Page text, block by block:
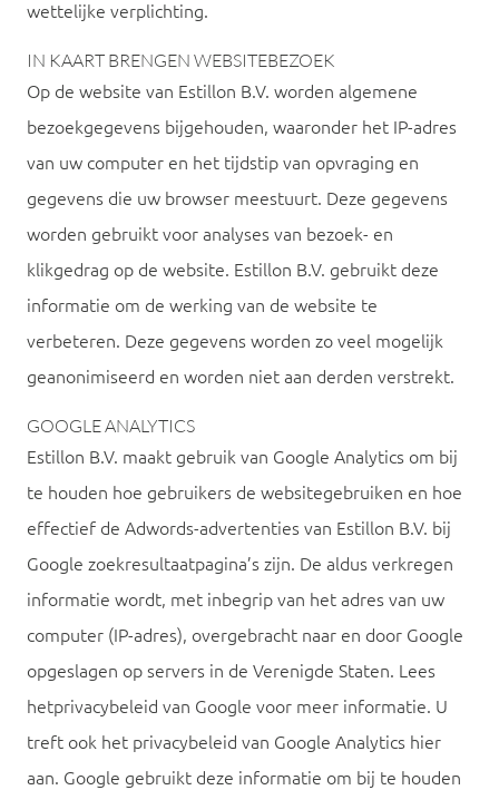
wettelijke verplichting.
IN KAART BRENGEN WEBSITEBEZOEK
Op de website van Estillon B.V. worden algemene
bezoekgegevens bijgehouden, waaronder het IP-adres
van uw computer en het tijdstip van opvraging en
gegevens die uw browser meestuurt. Deze gegevens
worden gebruikt voor analyses van bezoek- en
klikgedrag op de website. Estillon B.V. gebruikt deze
informatie om de werking van de website te
verbeteren. Deze gegevens worden zo veel mogelijk
geanonimiseerd en worden niet aan derden verstrekt.
GOOGLE ANALYTICS
Estillon B.V. maakt gebruik van Google Analytics om bij
te houden hoe gebruikers de websitegebruiken en hoe
effectief de Adwords-advertenties van Estillon B.V. bij
Google zoekresultaatpagina’s zijn. De aldus verkregen
informatie wordt, met inbegrip van het adres van uw
computer (IP-adres), overgebracht naar en door Google
opgeslagen op servers in de Verenigde Staten. Lees
hetprivacybeleid van Google voor meer informatie. U
treft ook het privacybeleid van Google Analytics hier
aan. Google gebruikt deze informatie om bij te houden